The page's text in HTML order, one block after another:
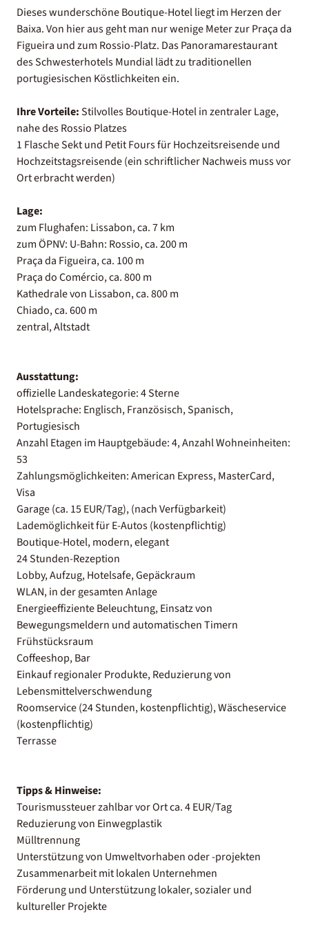
Dieses wunderschöne Boutique-Hotel liegt im Herzen der
Baixa. Von hier aus geht man nur wenige Meter zur Praça da
Figueira und zum Rossio-Platz. Das Panoramarestaurant
des Schwesterhotels Mundial lädt zu traditionellen
portugiesischen Köstlichkeiten ein.
Ihre Vorteile:Stilvolles Boutique-Hotel in zentraler Lage,
nahe des Rossio Platzes
1 Flasche Sekt und Petit Fours für Hochzeitsreisende und
Hochzeitstagsreisende (ein schriftlicher Nachweis muss vor
Ort erbracht werden)
Lage:
zum Flughafen: Lissabon, ca. 7 km
zum ÖPNV: U-Bahn: Rossio, ca. 200 m
Praça da Figueira, ca. 100 m
Praça do Comércio, ca. 800 m
Kathedrale von Lissabon, ca. 800 m
Chiado, ca. 600 m
zentral, Altstadt
Ausstattung:
offizielle Landeskategorie: 4 Sterne
Hotelsprache: Englisch, Französisch, Spanisch,
Portugiesisch
Anzahl Etagen im Hauptgebäude: 4, Anzahl Wohneinheiten:
53
Zahlungsmöglichkeiten: American Express, MasterCard,
Visa
Garage (ca. 15 EUR/Tag), (nach Verfügbarkeit)
Lademöglichkeit für E-Autos (kostenpflichtig)
Boutique-Hotel, modern, elegant
24 Stunden-Rezeption
Lobby, Aufzug, Hotelsafe, Gepäckraum
WLAN, in der gesamten Anlage
Energieeffiziente Beleuchtung, Einsatz von
Bewegungsmeldern und automatischen Timern
Frühstücksraum
Coffeeshop, Bar
Einkauf regionaler Produkte, Reduzierung von
Lebensmittelverschwendung
Roomservice (24 Stunden, kostenpflichtig), Wäscheservice
(kostenpflichtig)
Terrasse
Tipps & Hinweise:
Tourismussteuer zahlbar vor Ort ca. 4 EUR/Tag
Reduzierung von Einwegplastik
Mülltrennung
Unterstützung von Umweltvorhaben oder -projekten
Zusammenarbeit mit lokalen Unternehmen
Förderung und Unterstützung lokaler, sozialer und
kultureller Projekte